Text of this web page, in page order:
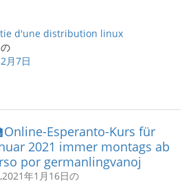
d'une distribution linux
の
月7日
Esperanto-Kurs für
2021 immer montags ab
por germanlingvanoj
,2021年1月16日の